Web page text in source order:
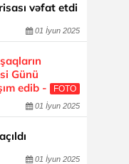
vəfat etdi
01 İyun 2025
Günü
edib -
FOTO
01 İyun 2025
01 İyun 2025